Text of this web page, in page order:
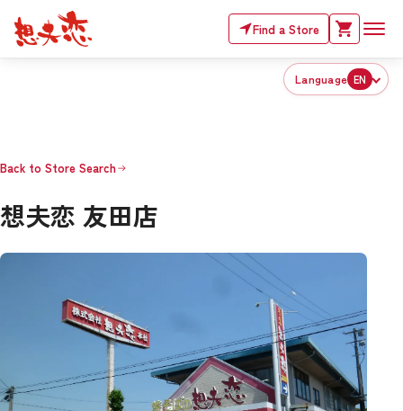
Find a Store
Language EN
Back to Store Search
想夫恋 友田店